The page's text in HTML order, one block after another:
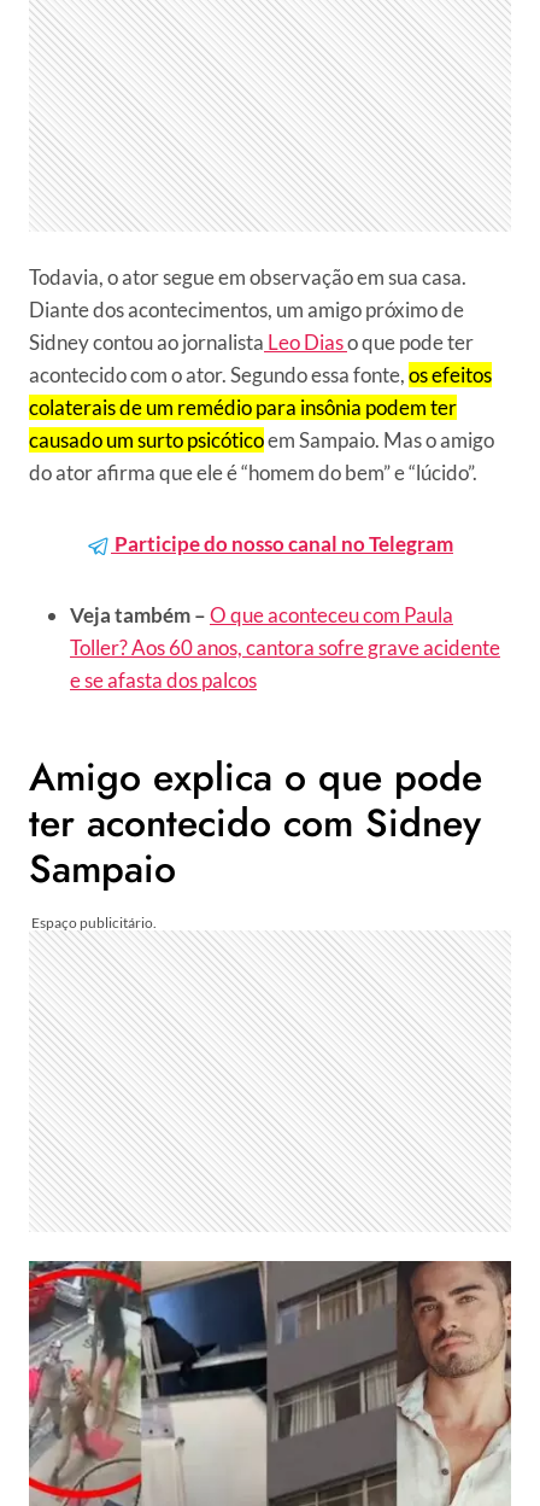
Todavia, o ator segue em observação em sua casa.
Diante dos acontecimentos, um amigo próximo de
Sidney contou ao jornalista Leo Diaso que pode ter
acontecido com o ator. Segundo essa fonte,os efeitos
colaterais de um remédio para insônia podem ter
causado um surto psicóticoem Sampaio. Mas o amigo
do ator afirma que ele é “homem do bem” e “lúcido”.
Participe do nosso canal no Telegram
Veja também –O que aconteceu com Paula
Toller? Aos 60 anos, cantora sofre grave acidente
e se afasta dos palcos
Amigo explica o que pode
ter acontecido com Sidney
Sampaio